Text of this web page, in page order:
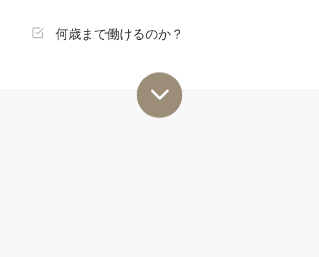
何歳まで働けるのか？